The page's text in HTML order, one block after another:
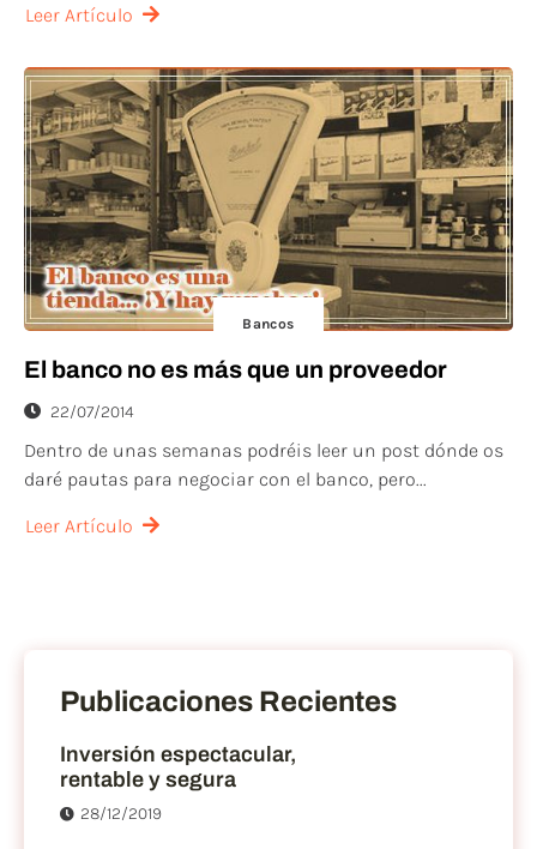
Leer Artículo
Bancos
El banco no es más que un proveedor
22/07/2014
Dentro de unas semanas podréis leer un post dónde os
daré pautas para negociar con el banco, pero...
Leer Artículo
Publicaciones Recientes
Inversión espectacular,
rentable y segura
28/12/2019